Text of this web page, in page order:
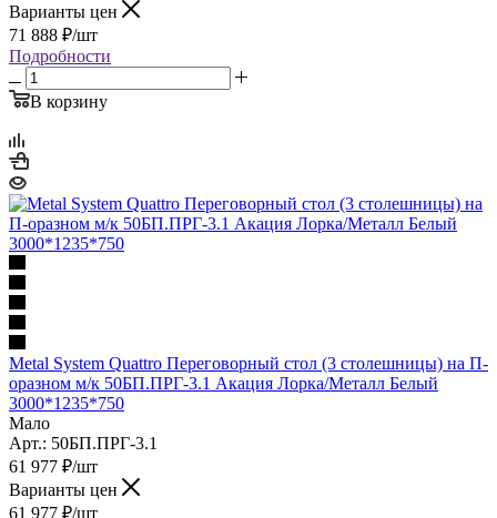
Варианты цен
71 888 ₽/шт
Подробности
В корзину
Metal System Quattro Переговорный стол (3 столешницы) на П-
оразном м/к 50БП.ПРГ-3.1 Акация Лорка/Металл Белый
3000*1235*750
Мало
Арт.: 50БП.ПРГ-3.1
61 977 ₽/шт
Варианты цен
61 977 ₽/шт